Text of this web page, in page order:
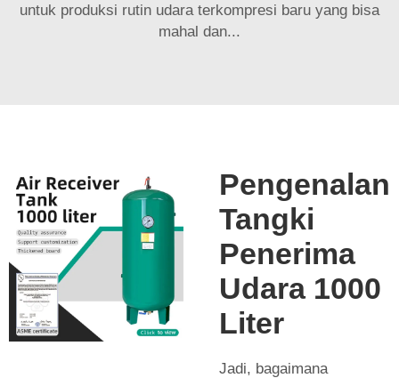
untuk produksi rutin udara terkompresi baru yang bisa
mahal dan...
Pengenalan
Tangki
Penerima
Udara 1000
Liter
Jadi, bagaimana